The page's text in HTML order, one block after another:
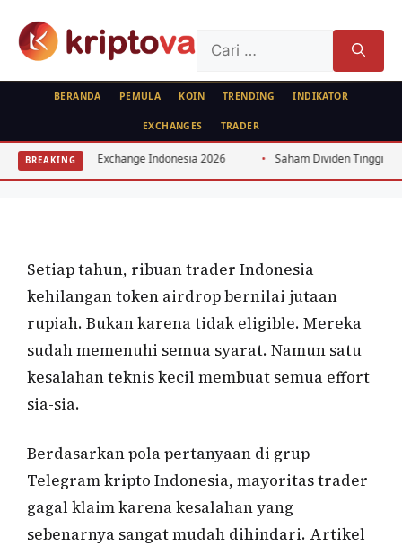
untuk:
BERANDA PEMULA KOIN TRENDING INDIKATOR
EXCHANGES TRADER
BREAKING
Exchange Indonesia 2026 Saham Dividen Tinggi Indonesia:
7 Kesalahan Fatal Klaim Airdrop yang
Bikin Gagal Dapat Token
Setiap tahun, ribuan trader Indonesia
kehilangan token airdrop bernilai jutaan
rupiah. Bukan karena tidak eligible. Mereka
sudah memenuhi semua syarat. Namun satu
kesalahan teknis kecil membuat semua effort
sia-sia.
Berdasarkan pola pertanyaan di grup
Telegram kripto Indonesia, mayoritas trader
gagal klaim karena kesalahan yang
sebenarnya sangat mudah dihindari. Artikel